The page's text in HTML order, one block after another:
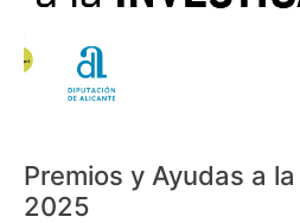
Premios y Ayudas a
2025